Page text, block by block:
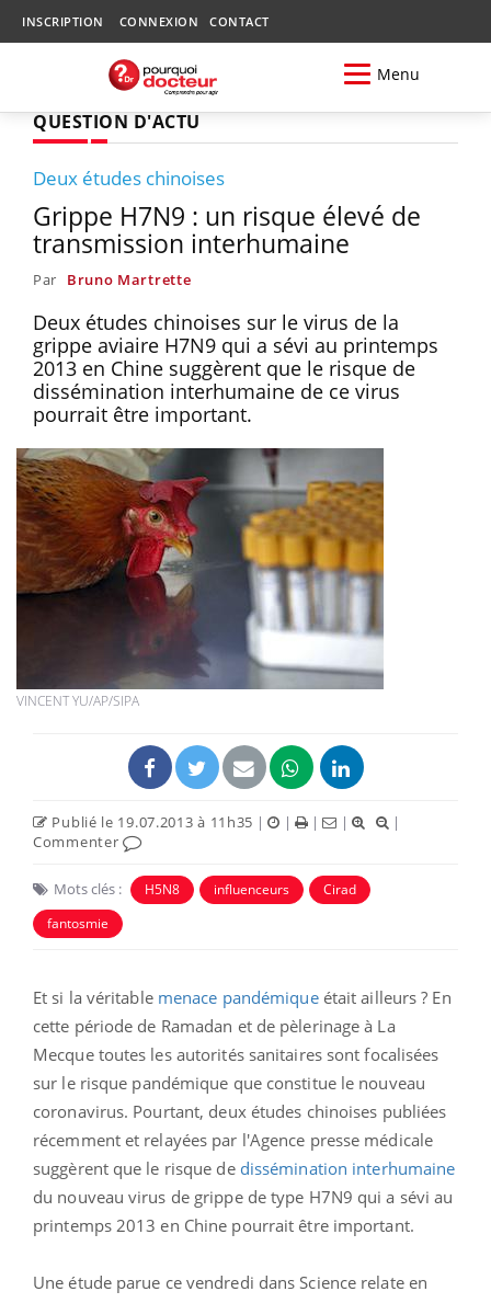
INSCRIPTION CONNEXION CONTACT
Menu
QUESTION D'ACTU
Deux études chinoises
Grippe H7N9 : un risque élevé de
transmission interhumaine
Par Bruno Martrette
Deux études chinoises sur le virus de la
grippe aviaire H7N9 qui a sévi au printemps
2013 en Chine suggèrent que le risque de
dissémination interhumaine de ce virus
pourrait être important.
VINCENT YU/AP/SIPA
Publié le 19.07.2013 à 11h35 | | | |
|
Commenter
Mots clés : H5N8 influenceurs
Cirad
fantosmie
Et si la véritable menace pandémiqueétait ailleurs ? En
cette période de Ramadan et de pèlerinage à La
Mecque toutes les autorités sanitaires sont focalisées
sur le risque pandémique que constitue le nouveau
coronavirus. Pourtant, deux études chinoises publiées
récemment et relayées par l'Agence presse médicale
suggèrent que le risque de dissémination interhumaine
du nouveau virus de grippe de type H7N9 qui a sévi au
printemps 2013 en Chine pourrait être important.
Une étude parue ce vendredi dans Science relate en